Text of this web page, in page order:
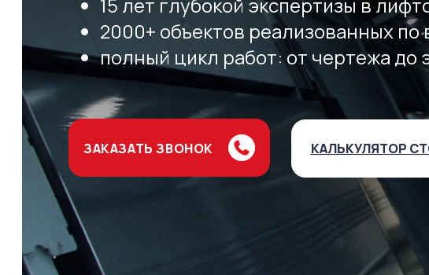
15 лет глубокой экспертизы в
2000+ объектов реализованных по
полный цикл работ: от чертежа до
ЗАКАЗАТЬ ЗВОНОК КАЛЬКУЛЯТОР